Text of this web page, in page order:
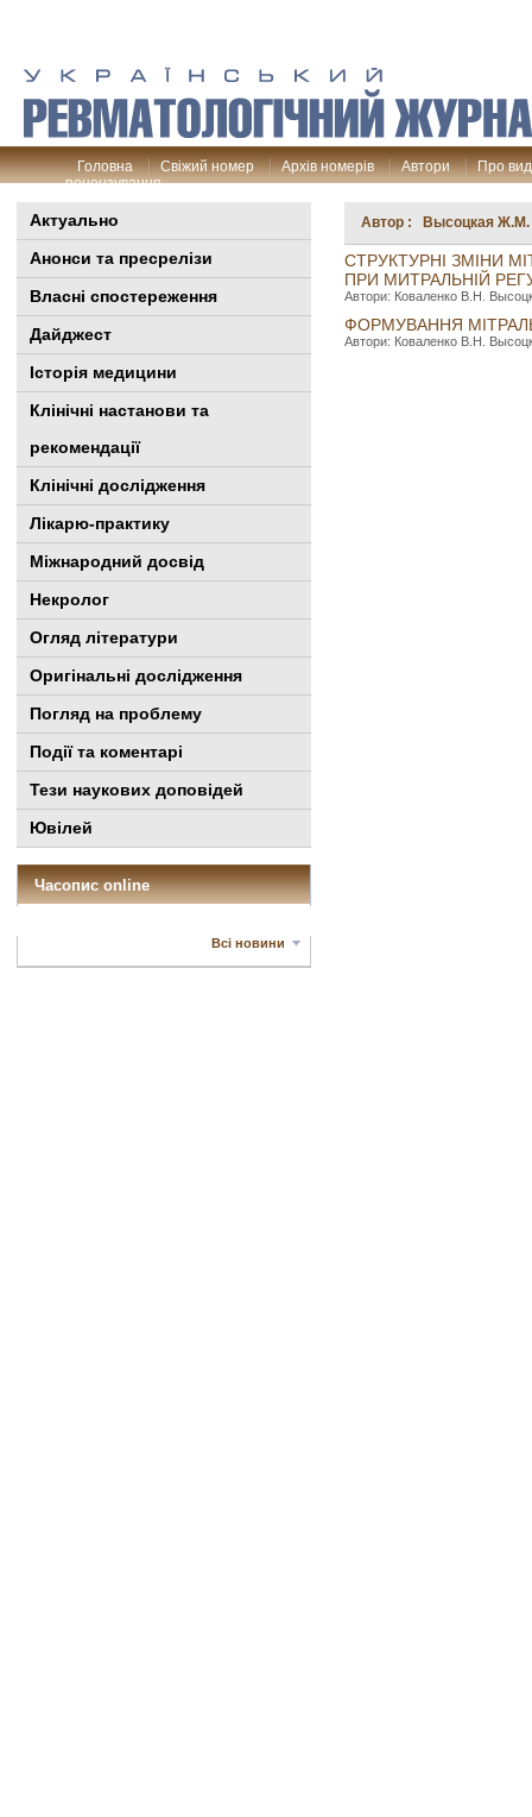
Головна Свіжий номер Архів номерів Автори
Про
рецензування
Актуально
Анонси та пресрелізи
Власні спостереження
Дайджест
Історія медицини
Клінiчні настанови та
рекомендації
Клінічні дослідження
Лікарю-практику
Міжнародний досвід
Некролог
Огляд літератури
Оригінальні дослідження
Погляд на проблему
Події та коментарі
Тези наукових доповідей
Ювілей
Часопис online
Всі новини
Автор : Высоцкая Ж.М.
СТРУКТУРНІ ЗМІНИ
ПРИ МИТРАЛЬНІЙ
Автори: Коваленко В.Н.
ФОРМУВАННЯ
Автори: Коваленко В.Н.